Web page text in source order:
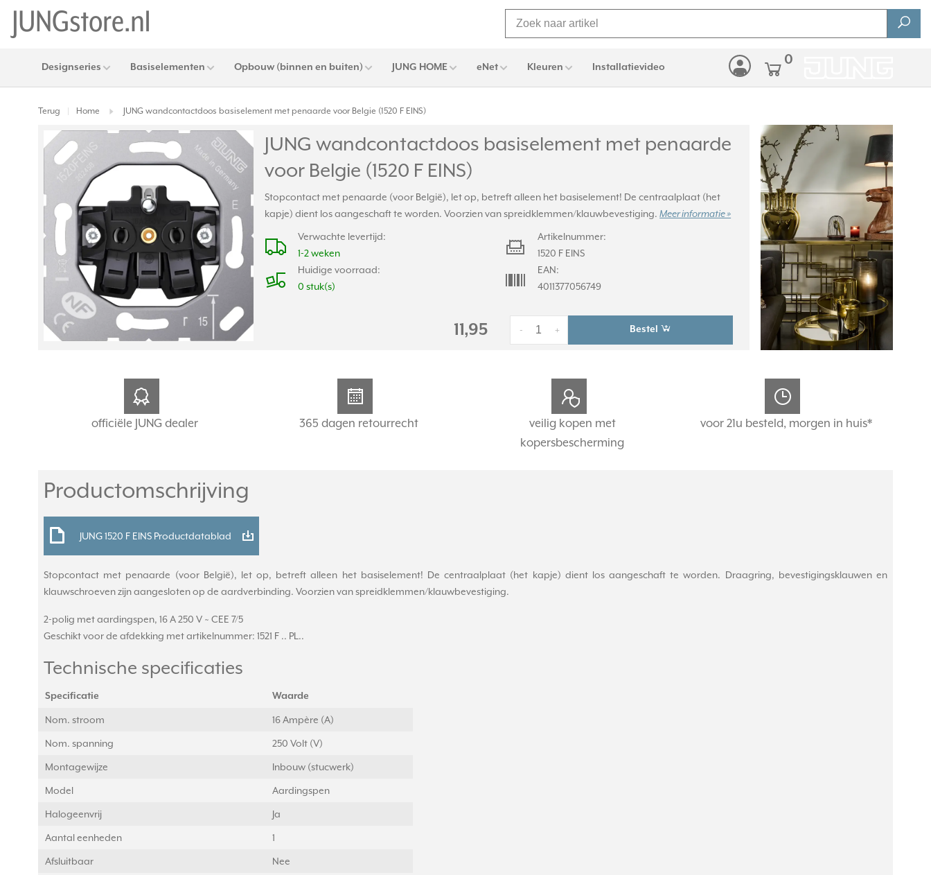
Designseries Basiselementen Opbouw (binnen en buiten) JUNG HOME eNet Kleuren Installatievideo 0
Terug Home JUNG wandcontactdoos basiselement met penaarde voor Belgie (1520 F EINS)
JUNG wandcontactdoos basiselement met penaarde
voor Belgie (1520 F EINS)
Stopcontact met penaarde (voor België), let op, betreft alleen het basiselement! De centraalplaat (het
kapje) dient los aangeschaft te worden. Voorzien van spreidklemmen/klauwbevestiging.Meer informatie »
Verwachte levertijd:
1-2 weken
Huidige voorraad:
0 stuk(s)
Artikelnummer:
1520 F EINS
EAN:
4011377056749
11,95 +
- Bestel
officiële JUNG dealer 365 dagen retourrecht
veilig kopen met
kopersbescherming
voor 21u besteld, morgen in huis*
Productomschrijving
JUNG 1520 F EINS Productdatablad
Stopcontact met penaarde (voor België), let op, betreft alleen het basiselement! De centraalplaat (het kapje) dient los aangeschaft te worden. Draagring, bevestigingsklauwen en
klauwschroeven zijn aangesloten op de aardverbinding. Voorzien van spreidklemmen/klauwbevestiging.
2-polig met aardingspen, 16 A 250 V ~ CEE 7/5
Geschikt voor de afdekking met artikelnummer: 1521 F .. PL..
Technische specificaties
Specificatie Waarde
Nom. stroom 16 Ampère (A)
Nom. spanning 250 Volt (V)
Montagewijze Inbouw (stucwerk)
Model Aardingspen
Halogeenvrij Ja
Aantal eenheden 1
Afsluitbaar Nee